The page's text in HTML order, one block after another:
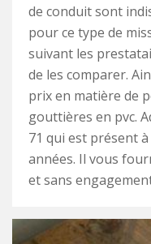
de conduit sont
pour ce type de
suivant les
de les comparer.
prix en matière de
gouttières en pvc.
71 qui est présent
années. Il vous
et sans